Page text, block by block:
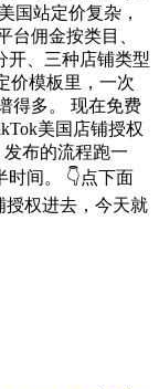
国站定价复杂，
台佣金按类目、
开、三种店铺类型
价模板里，一次
得多。 现在免费
美国店铺授权
发布的流程跑一
时间。 👇点下面
授权进去，今天就